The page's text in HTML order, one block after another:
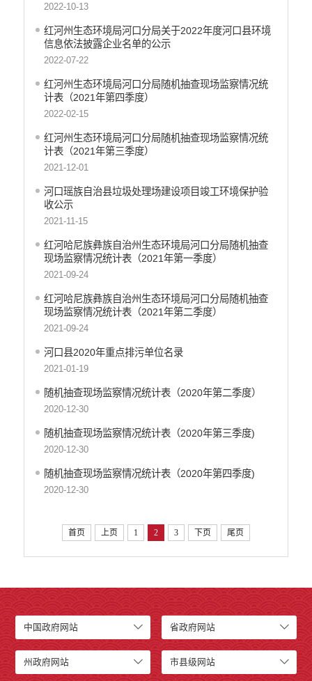
应急预案
安全生产
2022-10-13
红河州生态环境局河口分局关于2022年度河口县环境
信息依法披露企业名单的公示
2022-07-22
红河州生态环境局河口分局随机抽查现场监察情况统
计表（2021年第四季度）
2022-02-15
红河州生态环境局河口分局随机抽查现场监察情况统
计表（2021年第三季度）
2021-12-01
河口瑶族自治县垃圾处理场建设项目竣工环境保护验
收公示
2021-11-15
红河哈尼族彝族自治州生态环境局河口分局随机抽查
现场监察情况统计表（2021年第一季度）
2021-09-24
红河哈尼族彝族自治州生态环境局河口分局随机抽查
现场监察情况统计表（2021年第二季度）
2021-09-24
河口县2020年重点排污单位名录
2021-01-19
随机抽查现场监察情况统计表（2020年第二季度）
2020-12-30
随机抽查现场监察情况统计表（2020年第三季度)
2020-12-30
随机抽查现场监察情况统计表（2020年第四季度)
2020-12-30
首页 上页 1 2 3 下页 尾页
中国政府网站 省政府网站
州政府网站 市县级网站